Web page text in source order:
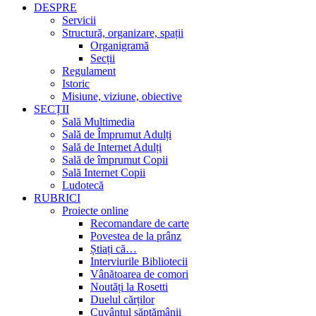
DESPRE
Servicii
Structură, organizare, spații
Organigramă
Secții
Regulament
Istoric
Misiune, viziune, obiective
SECȚII
Sală Multimedia
Sală de Împrumut Adulți
Sală de Internet Adulți
Sală de împrumut Copii
Sală Internet Copii
Ludotecă
RUBRICI
Proiecte online
Recomandare de carte
Povestea de la prânz
Știați că…
Interviurile Bibliotecii
Vânătoarea de comori
Noutăți la Rosetti
Duelul cărților
Cuvântul săptămânii